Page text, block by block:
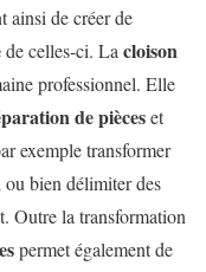
ainsi de créer de
de celles-ci. La cloison
professionnel. Elle
de pièceset
exemple transformer
ou bien délimiter des
Outre la transformation
permet également de